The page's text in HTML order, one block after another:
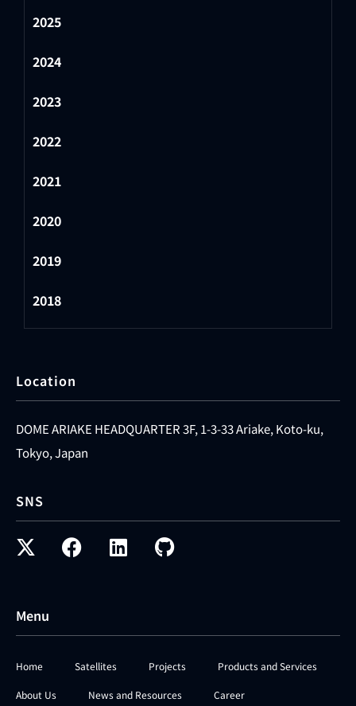
2025
2024
2023
2022
2021
2020
2019
2018
Location
DOME ARIAKE HEADQUARTER 3F, 1-3-33 Ariake, Koto-ku,
Tokyo, Japan
SNS
Menu
Home Satellites Projects Products and Services
About Us News and Resources Career